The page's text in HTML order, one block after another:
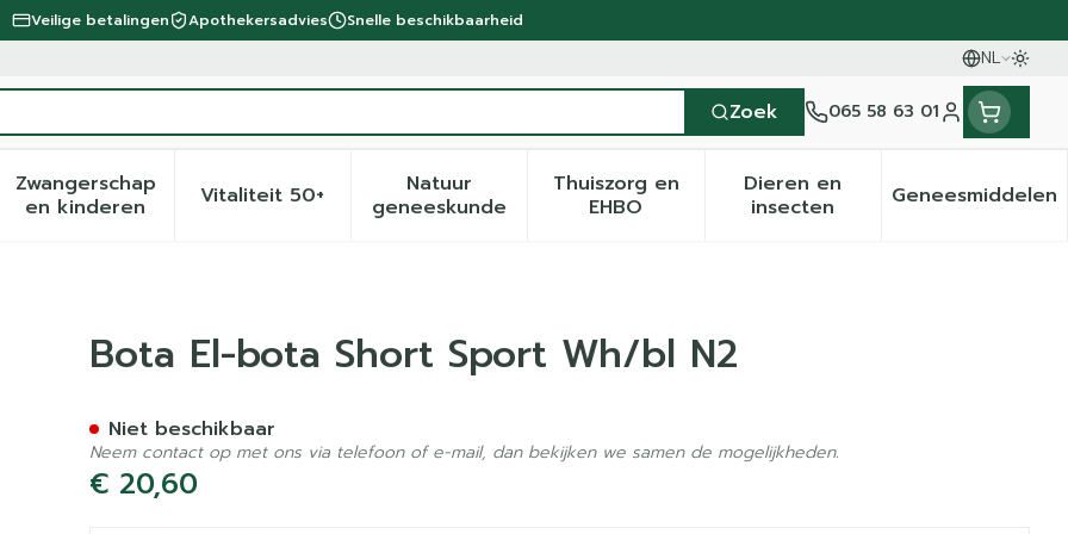
Veilige betalingen Apothekersadvies Snelle beschikbaarheid
NL
Talen
Zoek 065 58 63 01
Klant menu
verzorging en hygiëne categorie
voor Dieet, voeding en vitamines categorie
Zwangerschap
en kinderenToon submenu voor Zwangerschap en kinderen categorie
Vitaliteit 50+Toon submenu voor Vitaliteit 50+ categorie
Natuur
geneeskundeToon submenu voor Natuur geneeskunde categorie
Thuiszorg en
EHBOToon submenu voor Thuiszorg en EHBO
Dieren en
insectenToon submenu voor
Geneesmiddelen
Toon
bl N2
Bota El-bota Short Sport Wh/bl N2
€ 20,60
Niet beschikbaar
Neem contact op met ons via telefoon of e-mail, dan bekijken we samen de mogelijkheden.